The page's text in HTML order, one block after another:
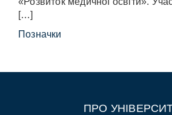
[…]
Позначки
ПРО